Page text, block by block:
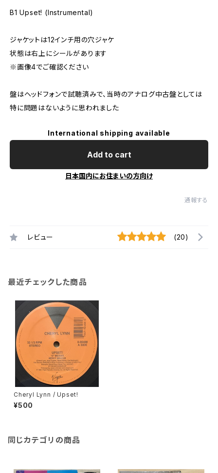
B1 Upset! (Instrumental)
ジャケットは12インチ用の穴ジャケ
状態は右上にシールがあります
※画像4でご確認ください
盤はヘッドフォンで試聴済みで、当時のアナログ中古盤としては
特に問題はないように思われました
International shipping available
Add to cart
日本国内にお住まいの方向け
通報する
レビュー (20)
最近チェックした商品
Cheryl Lynn / Upset!
¥500
同じカテゴリの商品